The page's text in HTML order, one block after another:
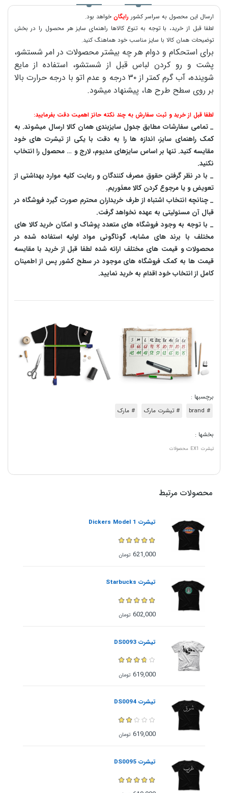
ارسال این محصول به سراسر کشور رایگانخواهد بود.
لطفا قبل از خرید، با توجه به تنوع کالاها راهنمای سایز هر محصول را در بخش
توضیحات همان کالا با سایز مناسب خود هماهنگ کنید.
برای استحکام و دوام هر چه بیشتر محصولات در امر شستشو،
پشت و رو کردن لباس قبل از شستشو، استفاده از مایع
شوینده، آب گرم کمتر از ۳۰ درجه و عدم اتو با درجه حرارت بالا
بر روی سطح طرح ها، پیشنهاد میشود.
لطفا قبل از خرید و ثبت سفارش به چند نکته حائز اهمیت دقت بفرمایید:
_ تمامی سفارشات مطابق جدول سایزبندی همان کالا ارسال میشوند. به
کمک راهنمای سایز، اندازه ها را به دقت با یکی از تیشرت های خود
مقایسه کنید. تنها بر اساس سایزهای مدیوم، لارج و … محصول را انتخاب
نکنید.
_ با در نظر گرفتن حقوق مصرف کنندگان و رعایت کلیه موارد بهداشتی از
تعویض و یا مرجوع کردن کالا معذوریم.
_ چنانچه انتخاب اشتباه از طرف خریداران محترم صورت گیرد فروشگاه در
قبال آن مسئولیتی به عهده نخواهد گرفت.
_ با توجه به‌ وجود فروشگاه های متعدد‌ پوشاک و امکان خرید کالا های
مختلف با برند های مشابه، گوناگونی مواد اولیه استفاده شده در
محصولات و قیمت های مختلف ارائه شده لطفا قبل از خرید با مقایسه
قیمت ها به کمک فروشگاه های موجود در سطح کشور پس از اطمینان
کامل از انتخاب خود اقدام به خرید نمایید.
برچسبها :
# brand
# تیشرت مارک # مارک
بخشها :
تیشرت EX1 محصولات
محصولات مرتبط
تیشرت Dickers Model 1
621,000 تومان
تیشرت Starbucks
602,000 تومان
تیشرت DS0093
619,000 تومان
تیشرت DS0094
619,000 تومان
تیشرت DS0095